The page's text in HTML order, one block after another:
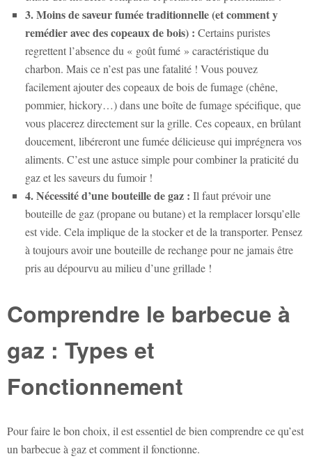
3. Moins de saveur fumée traditionnelle (et comment y
remédier avec des copeaux de bois) : Certains puristes
regrettent l’absence du « goût fumé » caractéristique du
charbon. Mais ce n’est pas une fatalité ! Vous pouvez
facilement ajouter des copeaux de bois de fumage (chêne,
pommier, hickory…) dans une boîte de fumage spécifique, que
vous placerez directement sur la grille. Ces copeaux, en brûlant
doucement, libéreront une fumée délicieuse qui imprégnera vos
aliments. C’est une astuce simple pour combiner la praticité du
gaz et les saveurs du fumoir !
4. Nécessité d’une bouteille de gaz : Il faut prévoir une
bouteille de gaz (propane ou butane) et la remplacer lorsqu’elle
est vide. Cela implique de la stocker et de la transporter. Pensez
à toujours avoir une bouteille de rechange pour ne jamais être
pris au dépourvu au milieu d’une grillade !
Comprendre le barbecue à
gaz : Types et
Fonctionnement
Pour faire le bon choix, il est essentiel de bien comprendre ce qu’est
un barbecue à gaz et comment il fonctionne.